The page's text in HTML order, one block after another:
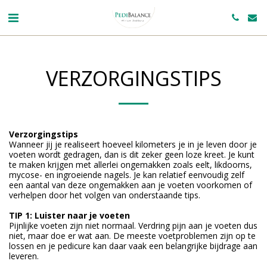
VERZORGINGSTIPS
Verzorgingstips
Wanneer jij je realiseert hoeveel kilometers je in je leven door je
voeten wordt gedragen, dan is dit zeker geen loze kreet. Je kunt
te maken krijgen met allerlei ongemakken zoals eelt, likdoorns,
mycose- en ingroeiende nagels. Je kan relatief eenvoudig zelf
een aantal van deze ongemakken aan je voeten voorkomen of
verhelpen door het volgen van onderstaande tips.
TIP 1: Luister naar je voeten
Pijnlijke voeten zijn niet normaal. Verdring pijn aan je voeten dus
niet, maar doe er wat aan. De meeste voetproblemen zijn op te
lossen en je pedicure kan daar vaak een belangrijke bijdrage aan
leveren.